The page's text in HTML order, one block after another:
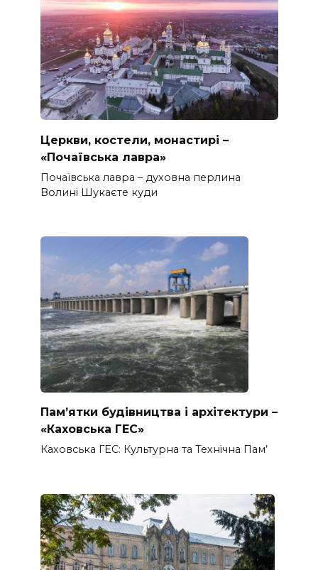
Церкви, костели, монастирі –
«Почаївська лавра»
Почаївська лавра – духовна перлина
Волині Шукаєте куди
Пам’ятки будівництва і архітектури –
«Каховська ГЕС»
Каховська ГЕС: Культурна та Технічна Пам’